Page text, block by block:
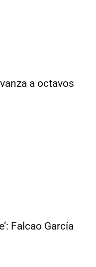
a octavos
Falcao García